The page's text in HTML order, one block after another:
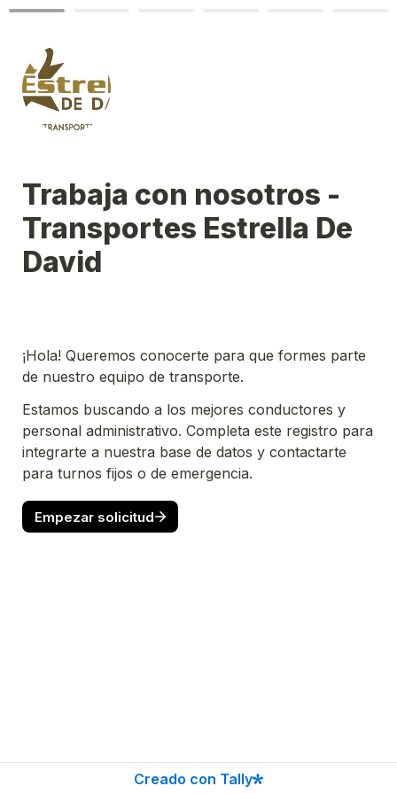
Trabaja con nosotros -
Transportes Estrella De
David
¡Hola! Queremos conocerte para que formes parte
de nuestro equipo de transporte.
Estamos buscando a los mejores conductores y
personal administrativo. Completa este registro para
integrarte a nuestra base de datos y contactarte
para turnos fijos o de emergencia.
Empezar solicitud
Creado con Tally